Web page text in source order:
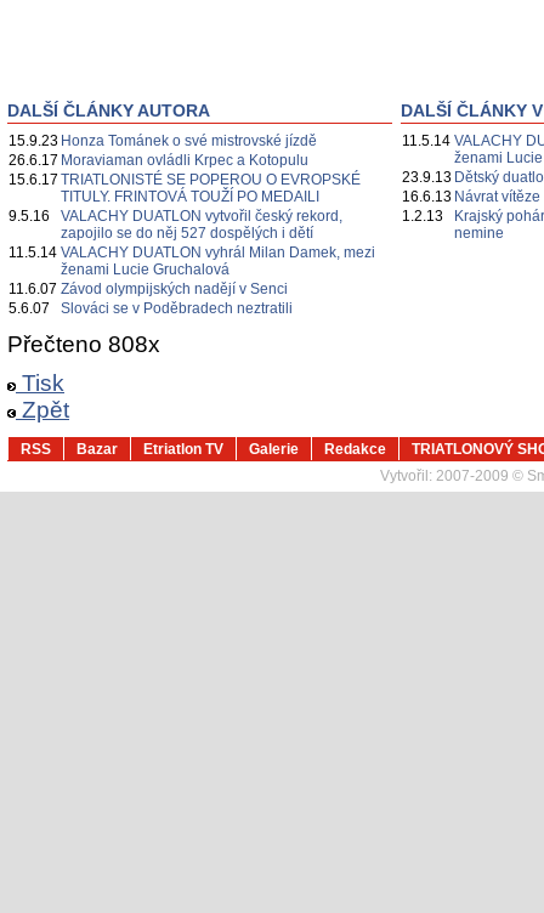
DALŠÍ ČLÁNKY AUTORA
15.9.23 Honza Tománek o své mistrovské jízdě
26.6.17 Moraviaman ovládli Krpec a Kotopulu
15.6.17 TRIATLONISTÉ SE POPEROU O EVROPSKÉ
TITULY. FRINTOVÁ TOUŽÍ PO MEDAILI
9.5.16
VALACHY DUATLON vytvořil český rekord,
zapojilo se do něj 527 dospělých i dětí
11.5.14 VALACHY DUATLON vyhrál Milan Damek, mezi
ženami Lucie Gruchalová
11.6.07 Závod olympijských nadějí v Senci
5.6.07
Slováci se v Poděbradech neztratili
DALŠÍ ČLÁNKY
11.5.14 VALACHY
ženami
23.9.13 Dětský
16.6.13 Návrat vítěze
1.2.13
Krajský
nemine
Přečteno 808x
Tisk
Zpět
RSS Bazar Etriatlon TV Galerie Redakce
TRIATLONOVÝ
Vytvořil: 2007-2009 ©